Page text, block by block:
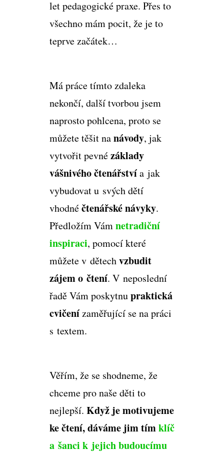
let pedagogické praxe. Přes to
všechno mám pocit, že je to
teprve začátek…
Má práce tímto zdaleka
nekončí, další tvorbou jsem
naprosto pohlcena, proto se
můžete těšit nanávody, jak
vytvořit pevnézáklady
vášnivého čtenářstvía jak
vybudovat u svých dětí
vhodnéčtenářské návyky.
Předložím Vámnetradiční
inspiraci, pomocí které
můžete v dětechvzbudit
zájem o čtení. V neposlední
řadě Vám poskytnupraktická
cvičenízaměřující se na práci
s textem.
Věřím, že se shodneme, že
chceme pro naše děti to
nejlepší. Když je motivujeme
ke čtení, dáváme jim tímklíč
a šanci k jejich budoucímu